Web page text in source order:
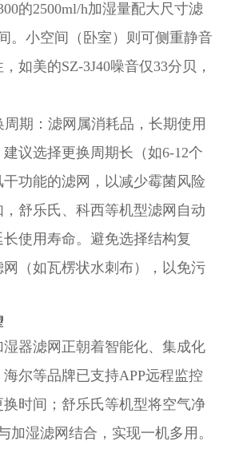
的2500ml/h加湿量配大尺寸滤
。小空间（卧室）则可侧重静音
如美的SZ-3J40噪音仅33分贝，
周期 ：滤网属消耗品，长期使用
议选择更换周期长（如6-12个
功能的滤网，以减少霉菌风险
舒乐氏、科西等机型滤网自动
使用寿命。避免选择结构复
（如瓦楞状水刺布），以免污
湿器滤网正朝着智能化、集成化
尔等品牌已支持APP远程监控
时间；舒乐氏等机型将空气净
加湿滤网结合，实现一机多用。